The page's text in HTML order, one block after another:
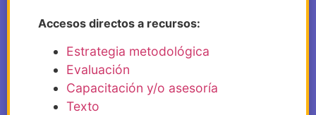
Accesos directos a recursos:
Estrategia metodológica
Evaluación
Capacitación y/o asesoría
Texto